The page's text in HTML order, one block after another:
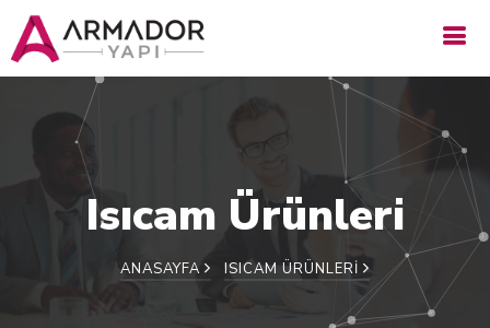
Isıcam Ürünleri
ANASAYFA ISICAM ÜRÜNLERI